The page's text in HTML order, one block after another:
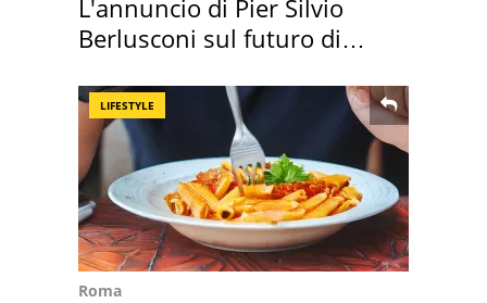
L'annuncio di Pier Silvio
Berlusconi sul futuro di
LIFESTYLE
Roma